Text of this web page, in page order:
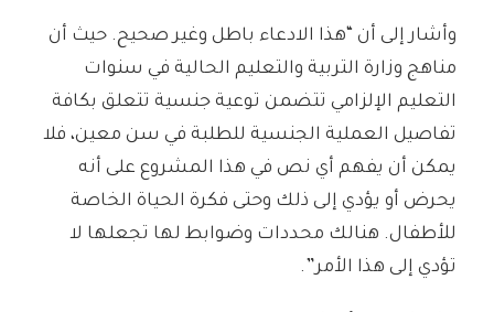
وأشار إلى أن “هذا الادعاء باطل وغير صحيح. حيث أن
مناهج وزارة التربية والتعليم الحالية في سنوات
التعليم الإلزامي تتضمن توعية جنسية تتعلق بكافة
تفاصيل العملية الجنسية للطلبة في سن معين، فلا
يمكن أن يفهم أي نص في هذا المشروع على أنه
يحرض أو يؤدي إلى ذلك وحتى فكرة الحياة الخاصة
للأطفال. هنالك محددات وضوابط لها تجعلها لا
تؤدي إلى هذا الأمر”.